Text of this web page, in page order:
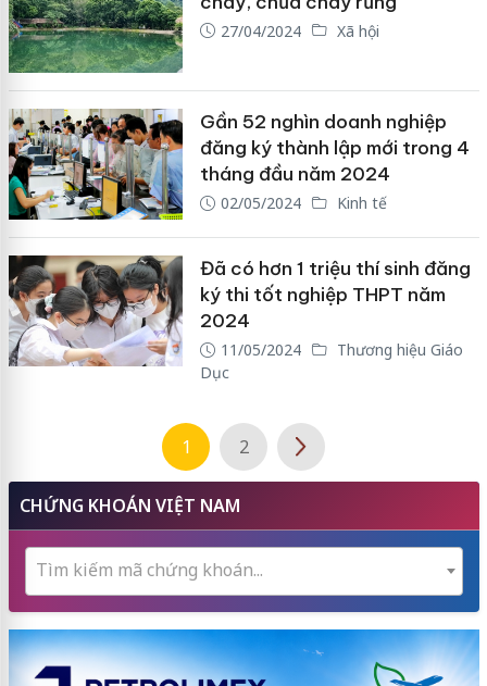
27/04/2024 Xã hội
Gần 52 nghìn doanh nghiệp
đăng ký thành lập mới trong 4
tháng đầu năm 2024
02/05/2024 Kinh tế
Đã có hơn 1 triệu thí sinh đăng
ký thi tốt nghiệp THPT năm
2024
11/05/2024
Thương hiệu Giáo
Dục
1 2
CHỨNG KHOÁN VIỆT NAM
Tìm kiếm mã chứng khoán...